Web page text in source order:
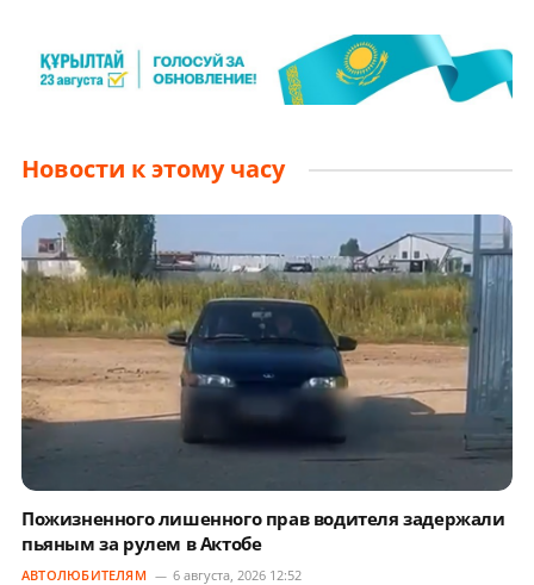
Новости к этому часу
Пожизненного лишенного прав водителя задержали
пьяным за рулем в Актобе
АВТОЛЮБИТЕЛЯМ 6 августа, 2026 12:52